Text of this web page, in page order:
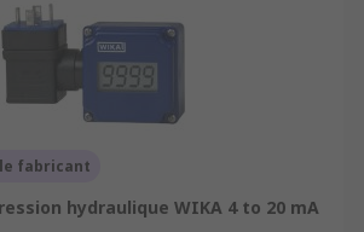
fabricant
hydraulique WIKA 4 to 20 mA